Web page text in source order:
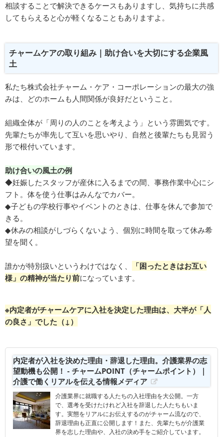
相談することで解決できるケースもありますし、気持ちに共感
してもらえると心が軽くなることもありますよ。
チャームケアの取り組み｜助け合いを大切にする企業風
土
私たち株式会社チャーム・ケア・コーポレーションの最大の強
みは、どのホームも人間関係が良好だということ。
組織全体が「周りの人のことを考えよう」という雰囲気です。
先輩たちが率先して互いを思いやり、自然と後輩たちも見習う
形で根付いています。
助け合いの風土の例
◆妊娠したスタッフが産休に入るまでの間、事務作業中心にシ
フト。体を使う仕事はみんなでカバー。
◆子どもの学校行事やイベントのときは、仕事を休んで参加で
きる。
◆休みの相談がしづらくないよう、個別に時間を取って休み希
望を聞く。
誰かが特別扱いというわけではなく、
「困ったときはお互い
様」の精神が当たり前になっています。
※内定者がチャームケアに入社を決定した理由は、大半が「人
の良さ」でした（↓）
内定者が入社を決めた理由・辞退した理由。介護業界の志
望動機も公開！ - チャームPOINT（チャームポイント）｜
介護で働くリアルを伝える情報メディア
介護業界に就職する人たちの入社理由を大公開。一方
で、選考を受けたけれど入社を辞退した人たちもいま
す。実態をリアルにお伝えするのがチャーム流なので、
辞退理由も正直に公開します！また、先輩たちが介護業
界を志した理由や、入社の決め手をご紹介しています。